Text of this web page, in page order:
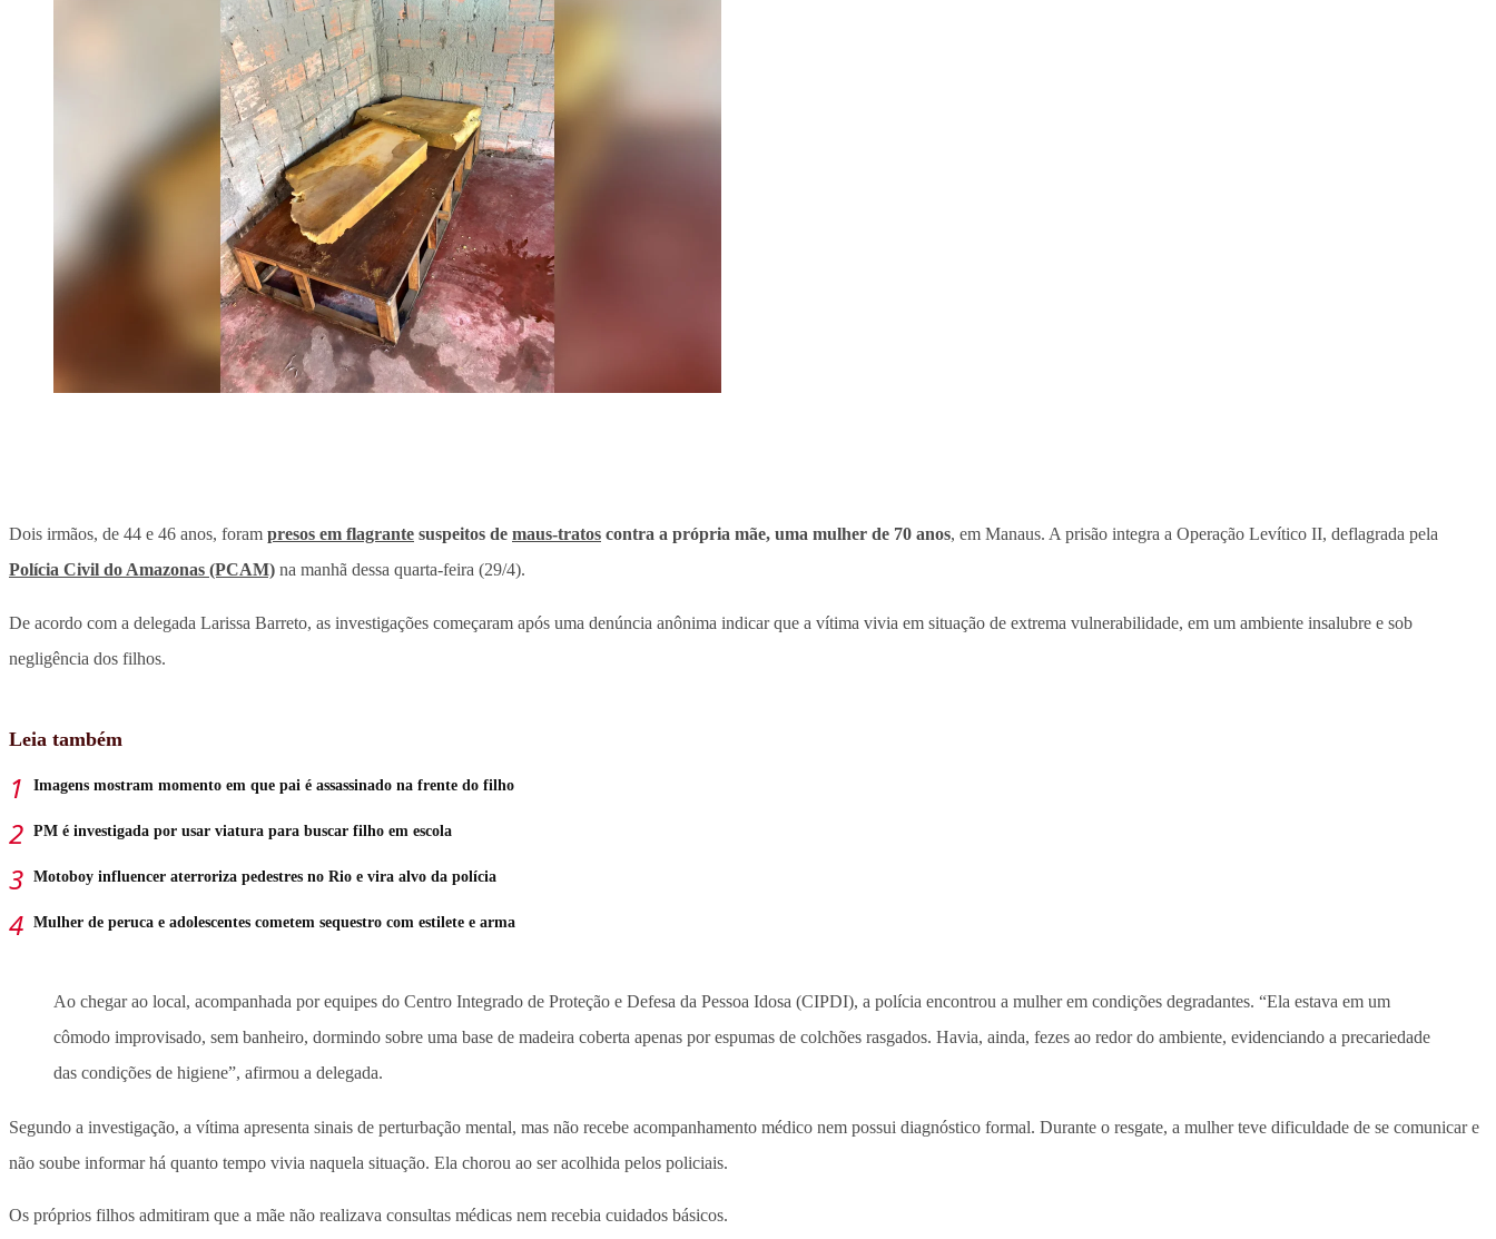
Dois irmãos, de 44 e 46 anos, foram presos em flagrante suspeitos de maus-tratos contra a própria mãe, uma mulher de 70 anos, em Manaus. A prisão integra a Operação Levítico II, deflagrada pela
Polícia Civil do Amazonas (PCAM) na manhã dessa quarta-feira (29/4).
De acordo com a delegada Larissa Barreto, as investigações começaram após uma denúncia anônima indicar que a vítima vivia em situação de extrema vulnerabilidade, em um ambiente insalubre e sob
negligência dos filhos.
Leia também
Imagens mostram momento em que pai é assassinado na frente do filho
PM é investigada por usar viatura para buscar filho em escola
Motoboy influencer aterroriza pedestres no Rio e vira alvo da polícia
Mulher de peruca e adolescentes cometem sequestro com estilete e arma
Ao chegar ao local, acompanhada por equipes do Centro Integrado de Proteção e Defesa da Pessoa Idosa (CIPDI), a polícia encontrou a mulher em condições degradantes. “Ela estava em um
cômodo improvisado, sem banheiro, dormindo sobre uma base de madeira coberta apenas por espumas de colchões rasgados. Havia, ainda, fezes ao redor do ambiente, evidenciando a precariedade
das condições de higiene”, afirmou a delegada.
Segundo a investigação, a vítima apresenta sinais de perturbação mental, mas não recebe acompanhamento médico nem possui diagnóstico formal. Durante o resgate, a mulher teve dificuldade de se comunicar e
não soube informar há quanto tempo vivia naquela situação. Ela chorou ao ser acolhida pelos policiais.
Os próprios filhos admitiram que a mãe não realizava consultas médicas nem recebia cuidados básicos.